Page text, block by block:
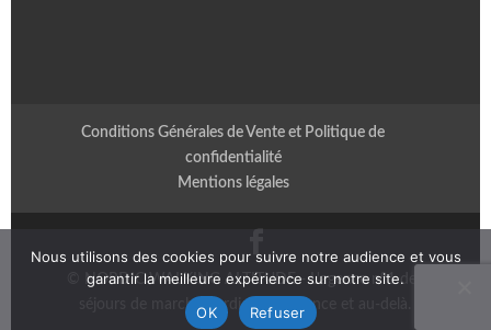
Conditions Générales de Vente et Politique de
confidentialité
Mentions légales
© NORDIC WALKING ALTITUDE - L'agence n°1 des
séjours de marche nordique en France et au-delà.
Nous utilisons des cookies pour suivre notre audience et vous
garantir la meilleure expérience sur notre site.
OK
Refuser